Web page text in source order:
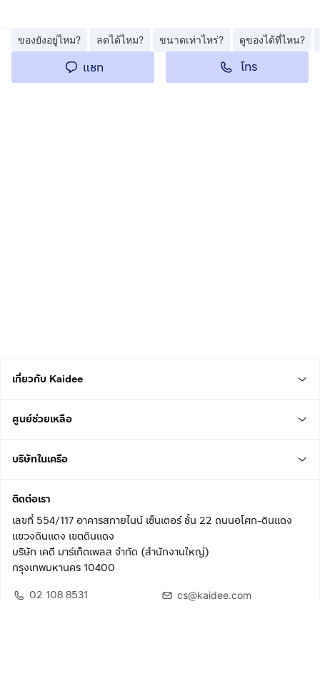
ของยังอยู่ไหม? ลดได้ไหม? ขนาดเท่าไหร่? ดูของได้ที่ไหน?
แชท โทร
เกี่ยวกับ Kaidee
ศูนย์ช่วยเหลือ
บริษัทในเครือ
ติดต่อเรา
เลขที่ 554/117 อาคารสกายไนน์ เซ็นเตอร์ ชั้น 22 ถนนอโศก-ดินแดง
แขวงดินแดง เขตดินแดง
บริษัท เคดี มาร์เก็ตเพลส จำกัด (สำนักงานใหญ่)
กรุงเทพมหานคร 10400
02 108 8531
cs@kaidee.com